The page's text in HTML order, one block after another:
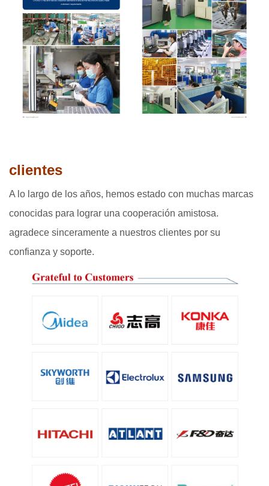
clientes
A lo largo de los años, hemos estado con muchas marcas
conocidas para lograr una cooperación amistosa.
agradece sinceramente a nuestros clientes por su
confianza y soporte.